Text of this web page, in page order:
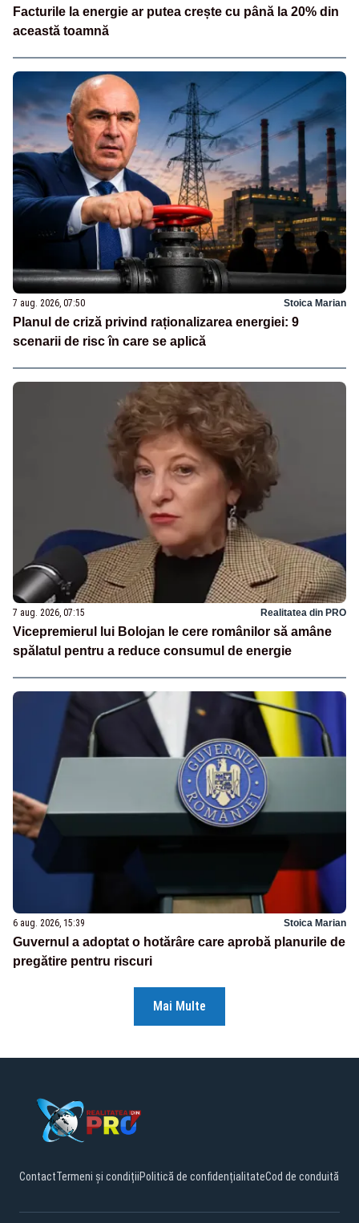
Facturile la energie ar putea crește cu până la 20% din
această toamnă
7 aug. 2026, 07:50 Stoica Marian
Planul de criză privind raționalizarea energiei: 9
scenarii de risc în care se aplică
7 aug. 2026, 07:15 Realitatea din PRO
Vicepremierul lui Bolojan le cere românilor să amâne
spălatul pentru a reduce consumul de energie
6 aug. 2026, 15:39 Stoica Marian
Guvernul a adoptat o hotărâre care aprobă planurile de
pregătire pentru riscuri
Mai Multe
ContactTermeni și condițiiPolitică de confidențialitateCod de conduită